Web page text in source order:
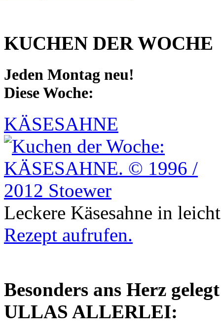
KUCHEN DER WOCHE
Jeden Montag neu!
Diese Woche:
KÄSESAHNE
Leckere Käsesahne in
Rezept aufrufen.
Besonders ans Herz
ULLAS ALLERLEI: